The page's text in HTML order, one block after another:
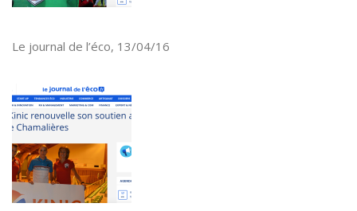
Le journal de l’éco, 13/04/16